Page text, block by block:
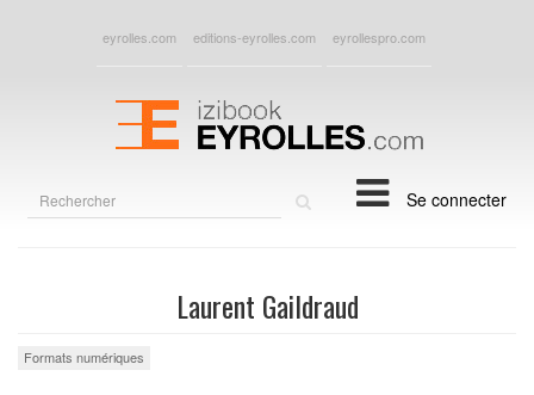
eyrolles.com editions-eyrolles.com eyrollespro.com
Se connecter
Laurent Gaildraud
Formats numériques